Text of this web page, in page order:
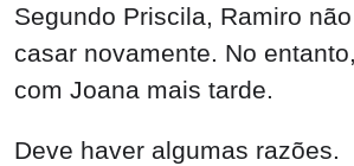
Segundo Priscila, Ramiro
casar novamente. No
com Joana mais tarde.
Deve haver algumas razões.